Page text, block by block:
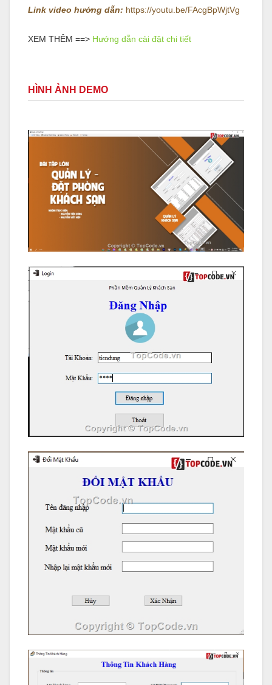
Link video hướng dẫn: https://youtu.be/FAcgBpWjtVg
XEM THÊM ==> Hướng dẫn cài đặt chi tiết
HÌNH ẢNH DEMO